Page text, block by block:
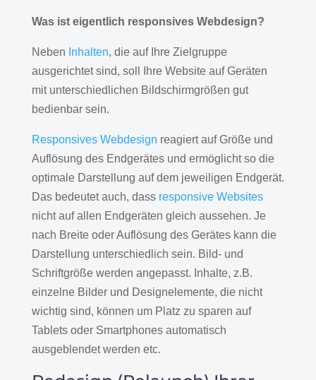
Was ist eigentlich responsives Webdesign?
Neben Inhalten, die auf Ihre Zielgruppe
ausgerichtet sind, soll Ihre Website auf Geräten
mit unterschiedlichen Bildschirmgrößen gut
bedienbar sein.
Responsives Webdesign reagiert auf Größe und
Auflösung des Endgerätes und ermöglicht so die
optimale Darstellung auf dem jeweiligen Endgerät.
Das bedeutet auch, dass responsive Websites
nicht auf allen Endgeräten gleich aussehen. Je
nach Breite oder Auflösung des Gerätes kann die
Darstellung unterschiedlich sein. Bild- und
Schriftgröße werden angepasst. Inhalte, z.B.
einzelne Bilder und Designelemente, die nicht
wichtig sind, können um Platz zu sparen auf
Tablets oder Smartphones automatisch
ausgeblendet werden etc.